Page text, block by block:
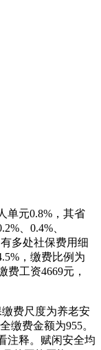
元0.8%，其省
、0.4%、
有多处社保费用细
，缴费比例为
费工资4669元，
费尺度为养老安
缴费金额为955。
注释。赋闲安全均